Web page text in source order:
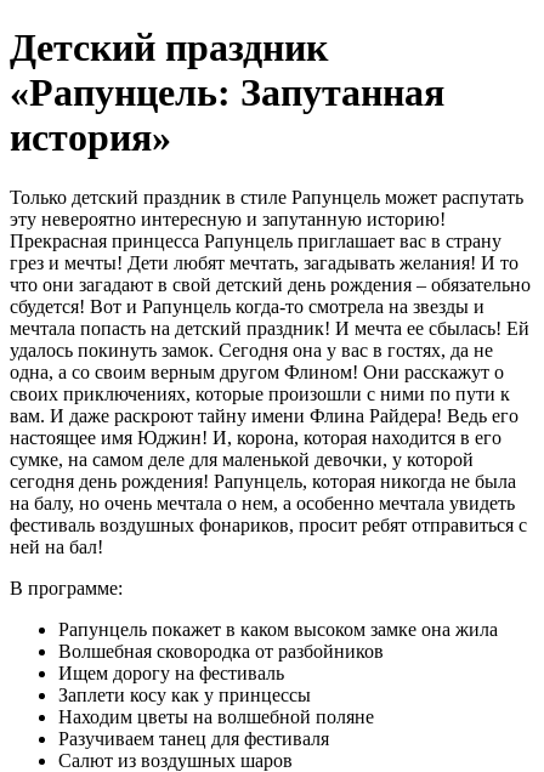
Детский праздник
«Рапунцель: Запутанная
история»
Только детский праздник в стиле Рапунцель может распутать
эту невероятно интересную и запутанную историю!
Прекрасная принцесса Рапунцель приглашает вас в страну
грез и мечты! Дети любят мечтать, загадывать желания! И то
что они загадают в свой детский день рождения – обязательно
сбудется! Вот и Рапунцель когда-то смотрела на звезды и
мечтала попасть на детский праздник! И мечта ее сбылась! Ей
удалось покинуть замок. Сегодня она у вас в гостях, да не
одна, а со своим верным другом Флином! Они расскажут о
своих приключениях, которые произошли с ними по пути к
вам. И даже раскроют тайну имени Флина Райдера! Ведь его
настоящее имя Юджин! И, корона, которая находится в его
сумке, на самом деле для маленькой девочки, у которой
сегодня день рождения! Рапунцель, которая никогда не была
на балу, но очень мечтала о нем, а особенно мечтала увидеть
фестиваль воздушных фонариков, просит ребят отправиться с
ней на бал!
В программе:
Рапунцель покажет в каком высоком замке она жила
Волшебная сковородка от разбойников
Ищем дорогу на фестиваль
Заплети косу как у принцессы
Находим цветы на волшебной поляне
Разучиваем танец для фестиваля
Салют из воздушных шаров